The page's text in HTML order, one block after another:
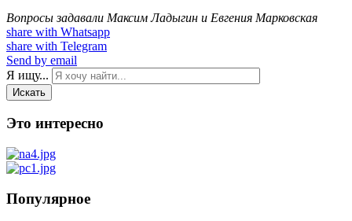
Вопросы задавали Максим Ладыгин и Евгения Марковская
share with Whatsapp
share with Telegram
Send by email
Я ищу...
Искать
Это интересно
Популярное